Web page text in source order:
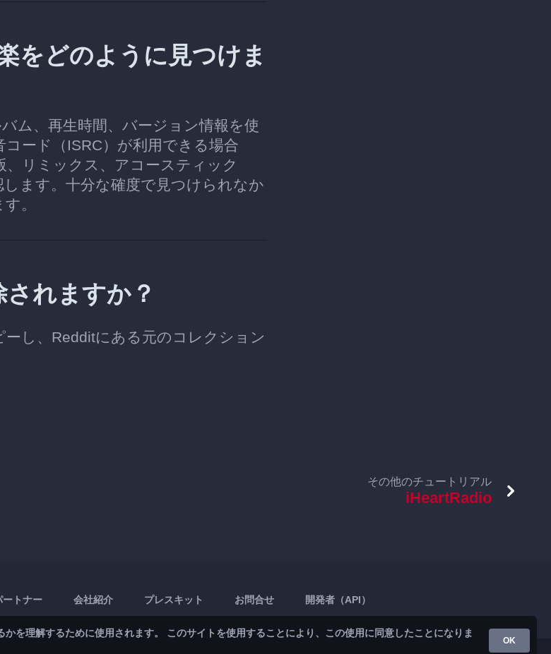
をどのように見つけま
ム、再生時間、バージョン情報を使
ード（ISRC）が利用できる場合
リミックス、アコースティック
ます。十分な確度で見つけられなか
。
れますか？
し、Redditにある元のコレクション
その他のチュートリアル
iHeartRadio
ートナー 会社紹介 プレスキット お問合せ 開発者（API）
を理解するために使用されます。 このサイトを使用することにより、この使用に同意したことになりま
OK